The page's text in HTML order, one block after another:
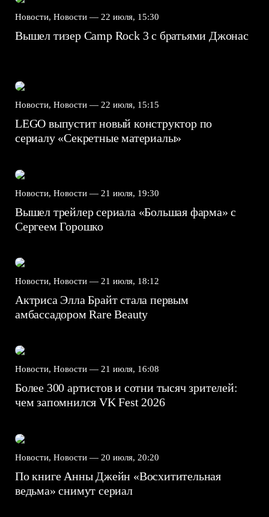
Новости, Новости — 22 июля, 15:30
Вышел тизер Camp Rock 3 с братьями Джонас
Новости, Новости — 22 июля, 15:15
LEGO выпустит новый конструктор по
сериалу «Секретные материалы»
Новости, Новости — 21 июля, 19:30
Вышел трейлер сериала «Большая фарма» с
Сергеем Горошко
Новости, Новости — 21 июля, 18:12
Актриса Элла Брайт стала первым
амбассадором Rare Beauty
Новости, Новости — 21 июля, 16:08
Более 300 артистов и сотни тысяч зрителей:
чем запомнился VK Fest 2026
Новости, Новости — 20 июля, 20:20
По книге Анны Джейн «Восхитительная
ведьма» снимут сериал